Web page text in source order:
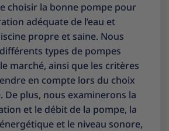
choisir la bonne pompe pour
adéquate de l’eau et
propre et saine. Nous
types de pompes
marché, ainsi que les critères
en compte lors du choix
De plus, nous examinerons la
et le débit de la pompe, la
et le niveau sonore,